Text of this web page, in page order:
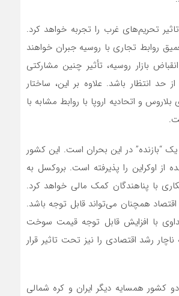
تحریم‌های غرب را تجربه خواهد کرد.
روابط تجاری با روسیه جبران خواهند
بازار روسیه، تأثیر چنین مشارکتی
حد انتظار باشد. علاوه بر این، ساختار
و اتحادیه اروپا با روابط مشابه با
“بازنده” در این بحران است. این کشور
از اوکراین را پذیرفته است. بروکسل به
با پناهندگان کمک مالی خواهد کرد.
اقتصاد همچنان‌ می‌تواند قابل توجه باشد.
با افزایش قابل توجه قیمت سوخت
رشد اقتصادی را نیز تحت تاثیر قرار
کشور همسایه دیگر ایران و کره شمالی